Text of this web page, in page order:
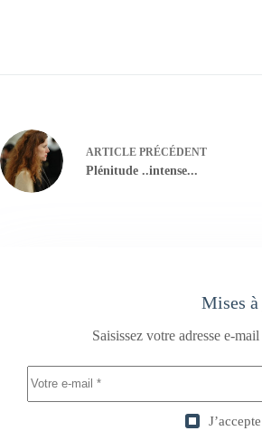
ARTICLE PRÉCÉDENT
Plénitude ..intense...
Mises
Saisissez votre adresse e-